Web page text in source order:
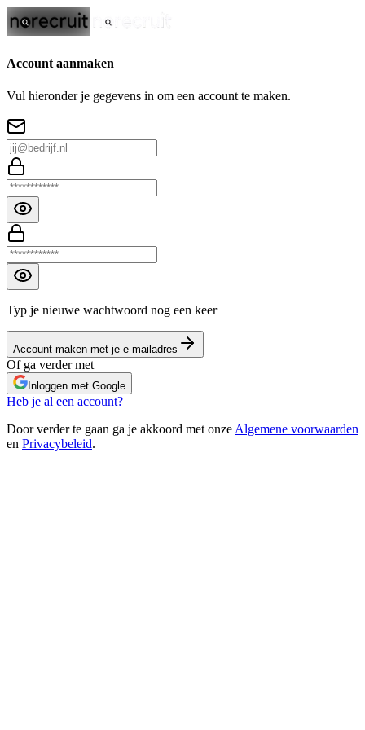
Account aanmaken
Vul hieronder je gegevens in om een account te maken.
Typ je nieuwe wachtwoord nog een keer
Account maken met je e-mailadres
Of ga verder met
Inloggen met Google
Heb je al een account?
Door verder te gaan ga je akkoord met onze Algemene voorwaarden
en Privacybeleid.